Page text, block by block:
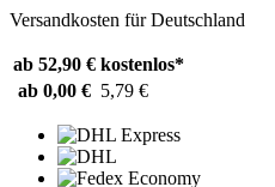
Versandkosten für Deutschland
ab 52,90 € kostenlos*
ab 0,00 € 5,79 €